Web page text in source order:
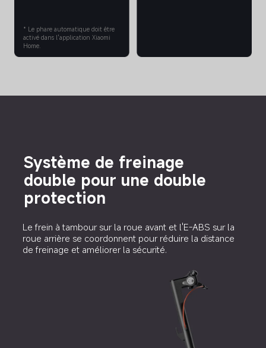
* Le phare automatique doit être
activé dans l'application Xiaomi
Home.
Système de freinage
double pour une double
protection
Le frein à tambour sur la roue avant et l'E-ABS sur la
roue arrière se coordonnent pour réduire la distance
de freinage et améliorer la sécurité.